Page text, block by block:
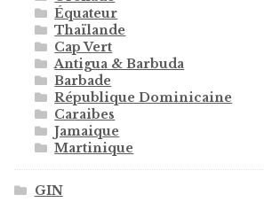
Équateur
Thaïlande
Cap Vert
Antigua & Barbuda
Barbade
République Dominicaine
Caraibes
Jamaique
Martinique
GIN